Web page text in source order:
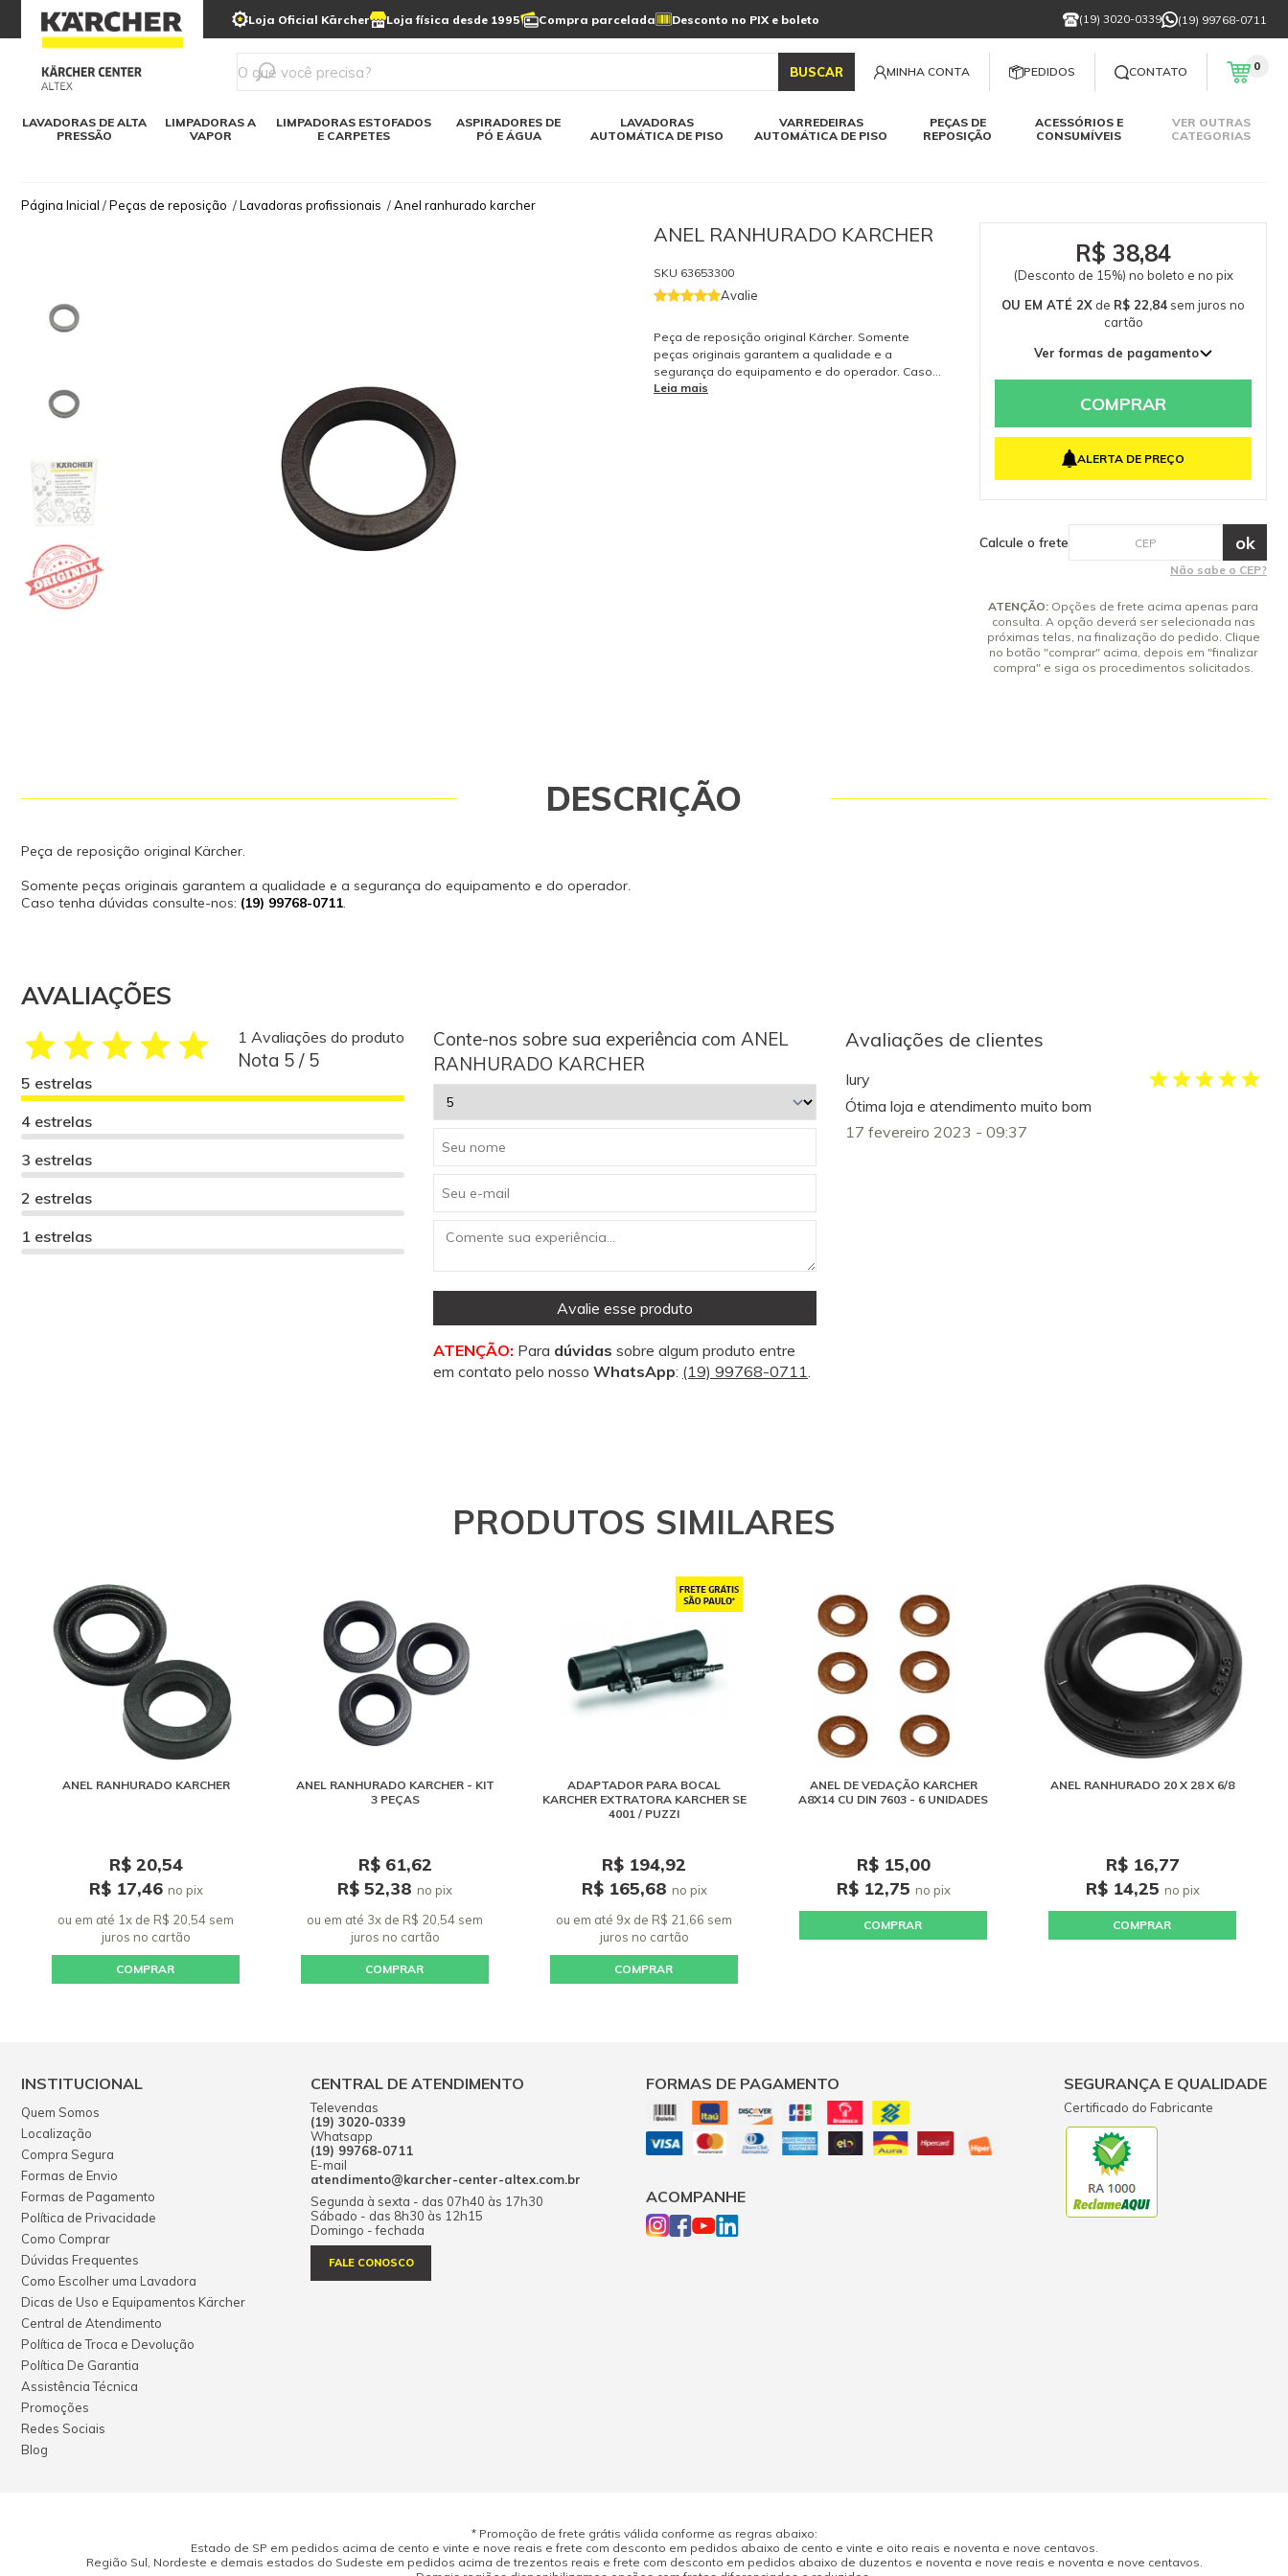
Loja Oficial Kärcher Loja física desde 1995 Compra parcelada Desconto no PIX e boleto (19) 3020-0339 (19) 99768-0711
BUSCAR MINHA CONTA PEDIDOS CONTATO 0
LAVADORAS DE ALTA
PRESSÃO
Detergentes
Linha a bateria
LIMPADORAS A
VAPOR
LIMPADORAS ESTOFADOS
E CARPETES
ASPIRADORES DE
PÓ E ÁGUA
Linha a bateria
LAVADORAS
AUTOMÁTICA DE PISO
VARREDEIRAS
AUTOMÁTICA DE PISO
PEÇAS DE
REPOSIÇÃO
Lavadoras automática
Varredeiras automática
ACESSÓRIOS E
CONSUMÍVEIS
Varredeiras automática
VER OUTRAS
CATEGORIAS
Kärcher para o lar Soluções digitais
Limpeza de painel
solar
Página Inicial /Peças de reposição /Lavadoras profissionais /Anel ranhurado karcher
ANEL RANHURADO KARCHER
SKU 63653300
Avalie
Peça de reposição original Kärcher. Somente
peças originais garantem a qualidade e a
segurança do equipamento e do operador. Caso
tenha dúvidas consulte-nos: (19) 99768-0711.
Leia mais
R$ 38,84
(Desconto de 15%) no boleto e no pix
OU EM ATÉ 2X de R$ 22,84 sem juros no
cartão
Ver formas de pagamento
2x de R$ 22,84 sem juros
COMPRAR
ALERTA DE PREÇO
Calcule o frete
Não sabe o CEP?
ATENÇÃO: Opções de frete acima apenas para
consulta. A opção deverá ser selecionada nas
próximas telas, na finalização do pedido. Clique
no botão "comprar" acima, depois em "finalizar
compra" e siga os procedimentos solicitados.
DESCRIÇÃO
Peça de reposição original Kärcher.
Somente peças originais garantem a qualidade e a segurança do equipamento e do operador.
Caso tenha dúvidas consulte-nos: (19) 99768-0711.
AVALIAÇÕES
1 Avaliações do produto
Nota 5 / 5
5 estrelas
4 estrelas
3 estrelas
2 estrelas
1 estrelas
Conte-nos sobre sua experiência com ANEL
RANHURADO KARCHER
Avalie esse produto
ATENÇÃO: Para dúvidas sobre algum produto entre
em contato pelo nosso WhatsApp: (19) 99768-0711.
Avaliações de clientes
Iury
Ótima loja e atendimento muito bom
17 fevereiro 2023 - 09:37
PRODUTOS SIMILARES
ANEL RANHURADO KARCHER
R$ 20,54
R$ 17,46 no pix
ou em até 1x de R$ 20,54 sem
juros no cartão
COMPRAR
ANEL RANHURADO KARCHER - KIT
3 PEÇAS
R$ 61,62
R$ 52,38 no pix
ou em até 3x de R$ 20,54 sem
juros no cartão
COMPRAR
ADAPTADOR PARA BOCAL
KARCHER EXTRATORA KARCHER SE
4001 / PUZZI
R$ 194,92
R$ 165,68 no pix
ou em até 9x de R$ 21,66 sem
juros no cartão
COMPRAR
ANEL DE VEDAÇÃO KARCHER
A8X14 CU DIN 7603 - 6 UNIDADES
R$ 15,00
R$ 12,75 no pix
COMPRAR
ANEL RANHURADO 20 X 28 X 6/8
R$ 16,77
R$ 14,25 no pix
COMPRAR
INSTITUCIONAL
Quem Somos
Localização
Compra Segura
Formas de Envio
Formas de Pagamento
Política de Privacidade
Como Comprar
Dúvidas Frequentes
Como Escolher uma Lavadora
Dicas de Uso e Equipamentos Kärcher
Central de Atendimento
Política de Troca e Devolução
Política De Garantia
Assistência Técnica
Promoções
Redes Sociais
Blog
CENTRAL DE ATENDIMENTO
Televendas
(19) 3020-0339
Whatsapp
(19) 99768-0711
E-mail
atendimento@karcher-center-altex.com.br
Segunda à sexta - das 07h40 às 17h30
Sábado - das 8h30 às 12h15
Domingo - fechada
FALE CONOSCO
FORMAS DE PAGAMENTO
ACOMPANHE
SEGURANÇA E QUALIDADE
Certificado do Fabricante
* Promoção de frete grátis válida conforme as regras abaixo:
Estado de SP em pedidos acima de cento e vinte e nove reais e frete com desconto em pedidos abaixo de cento e vinte e oito reais e noventa e nove centavos.
Região Sul, Nordeste e demais estados do Sudeste em pedidos acima de trezentos reais e frete com desconto em pedidos abaixo de duzentos e noventa e nove reais e noventa e nove centavos.